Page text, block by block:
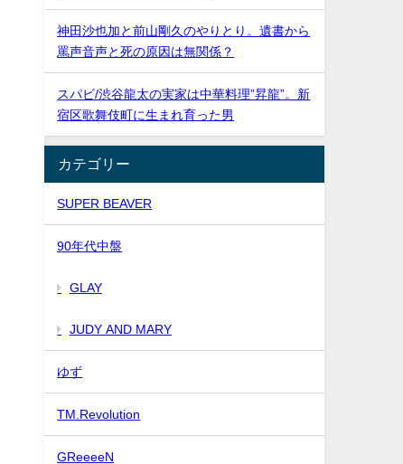
神田沙也加と前山剛久のやりとり。遺書から
罵声音声と死の原因は無関係？
スパビ/渋谷龍太の実家は中華料理”昇龍”。新
宿区歌舞伎町に生まれ育った男
カテゴリー
SUPER BEAVER
90年代中盤
GLAY
JUDY AND MARY
ゆず
TM.Revolution
GReeeeN